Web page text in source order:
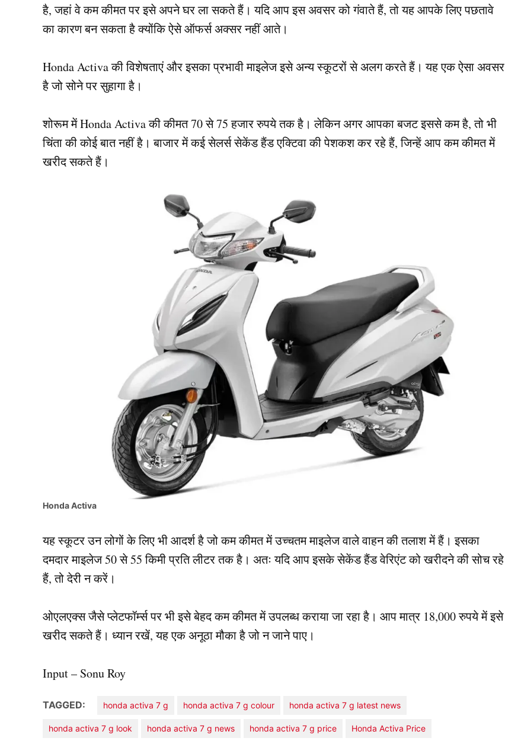
है, जहां वे कम कीमत पर इसे अपने घर ला सकते हैं। यदि आप इस अवसर को गंवाते हैं, तो यह आपके लिए पछतावे
का कारण बन सकता है क्योंकि ऐसे ऑफर्स अक्सर नहीं आते।
Honda Activa की विशेषताएं और इसका प्रभावी माइलेज इसे अन्य स्कूटरों से अलग करते हैं। यह एक ऐसा अवसर
है जो सोने पर सुहागा है।
शोरूम में Honda Activa की कीमत 70 से 75 हजार रुपये तक है। लेकिन अगर आपका बजट इससे कम है, तो भी
चिंता की कोई बात नहीं है। बाजार में कई सेलर्स सेकेंड हैंड एक्टिवा की पेशकश कर रहे हैं, जिन्हें आप कम कीमत में
खरीद सकते हैं।
Honda Activa
यह स्कूटर उन लोगों के लिए भी आदर्श है जो कम कीमत में उच्चतम माइलेज वाले वाहन की तलाश में हैं। इसका
दमदार माइलेज 50 से 55 किमी प्रति लीटर तक है। अतः यदि आप इसके सेकेंड हैंड वेरिएंट को खरीदने की सोच रहे
हैं, तो देरी न करें।
ओएलएक्स जैसे प्लेटफॉर्म्स पर भी इसे बेहद कम कीमत में उपलब्ध कराया जा रहा है। आप मात्र 18,000 रुपये में इसे
खरीद सकते हैं। ध्यान रखें, यह एक अनूठा मौका है जो न जाने पाए।
Input – Sonu Roy
TAGGED: honda activa 7 g honda activa 7 g colour honda activa 7 g latest news
honda activa 7 g look honda activa 7 g news honda activa 7 g price Honda Activa Price